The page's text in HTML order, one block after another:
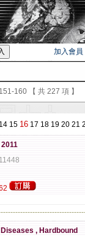
加入會員
151-160 【 共 227 項 】
14 15 16 17 18 19 20 21
, Hardbound